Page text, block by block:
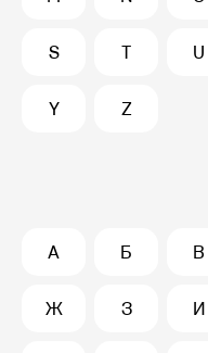
S T U
Y Z
А Б В
Ж З И